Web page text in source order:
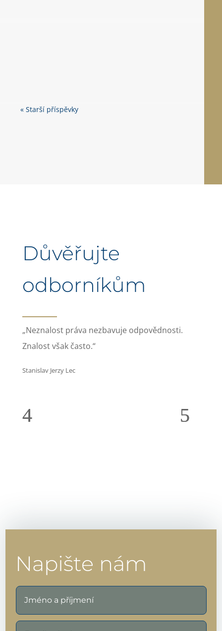
« Starší příspěvky
Důvěřujte
odborníkům
„Neznalost práva nezbavuje odpovědnosti.
Znalost však často.“
Stanislav Jerzy Lec
Napište nám